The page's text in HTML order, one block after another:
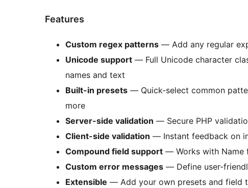
Features
Custom regex patterns — Add any regular
Unicode support — Full Unicode character
names and text
Built-in presets — Quick-select common
more
Server-side validation — Secure PHP
Client-side validation — Instant feedback on
Compound field support — Works with Name
Custom error messages — Define user-
Extensible — Add your own presets and field